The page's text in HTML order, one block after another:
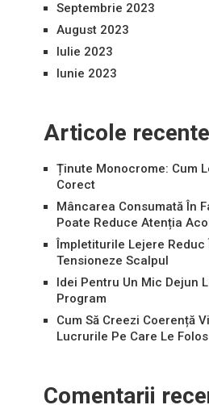
Septembrie 2023
August 2023
Iulie 2023
Iunie 2023
Articole recente
Ținute Monocrome: Cum
Corect
Mâncarea Consumată În
Poate Reduce Atenția
Împletiturile Lejere
Tensioneze Scalpul
Idei Pentru Un Mic Dejun
Program
Cum Să Creezi Coerență
Lucrurile Pe Care Le
Comentarii